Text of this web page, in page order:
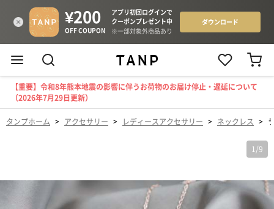
【重要】令和8年熊本地震の影響に伴うお荷物のお届け停止・遅延について
（2026年7月29日更新）
タンプホーム > アクセサリー > レディースアクセサリー > ネックレス >
1 /9